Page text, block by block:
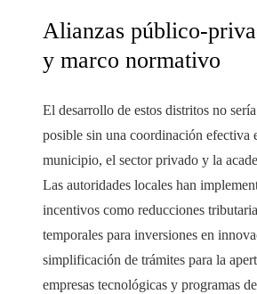
Alianzas público-
y marco normativo
El desarrollo de estos distritos no sería
posible sin una coordinación efectiva
municipio, el sector privado y la
Las autoridades locales han
incentivos como reducciones
temporales para inversiones en
simplificación de trámites para la
empresas tecnológicas y programas de